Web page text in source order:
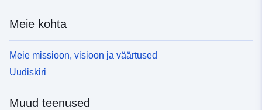
Meie kohta
Meie missioon, visioon ja väärtused
Uudiskiri
Muud teenused